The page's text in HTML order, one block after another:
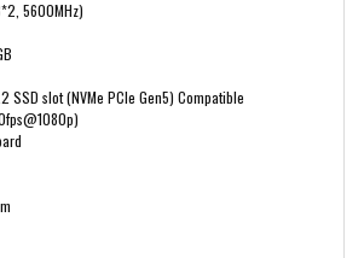
5600MHz)
SSD slot (NVMe PCIe Gen5) Compatible